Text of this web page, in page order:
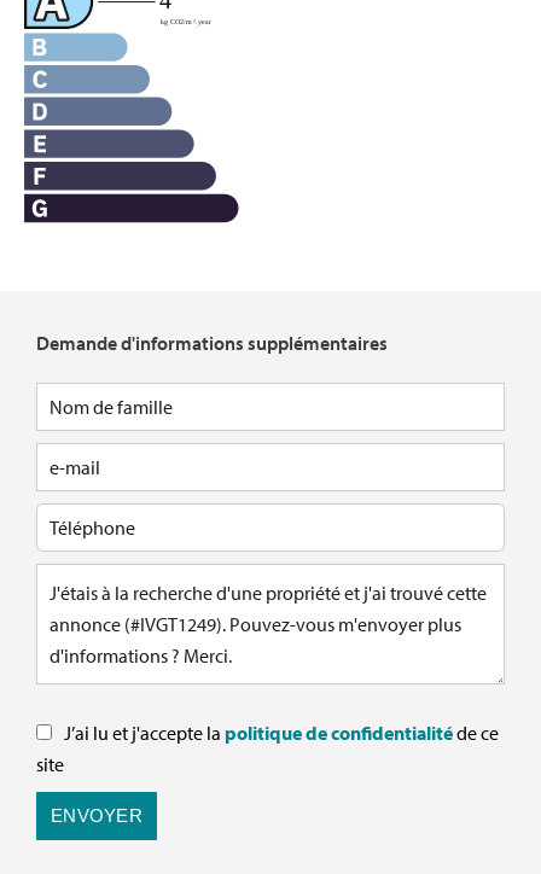
Demande d'informations supplémentaires
J’ai lu et j'accepte la politique de confidentialitéde ce
site
ENVOYER